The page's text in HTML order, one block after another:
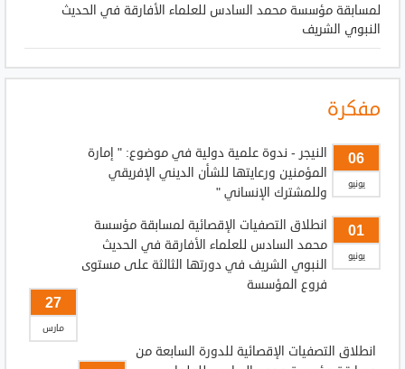
لمسابقة مؤسسة محمد السادس للعلماء الأفارقة في الحديث
النبوي الشريف
مفكرة
06
يونيو
النيجر - ندوة علمية دولية في موضوع: " إمارة
المؤمنين ورعايتها للشأن الديني الإفريقي
وللمشترك الإنساني "
01
يونيو
انطلاق التصفيات الإقصائية لمسابقة مؤسسة
محمد السادس للعلماء الأفارقة في الحديث
النبوي الشريف في دورتها الثالثة على مستوى
فروع المؤسسة
27
مارس
انطلاق التصفيات الإقصائية للدورة السابعة من